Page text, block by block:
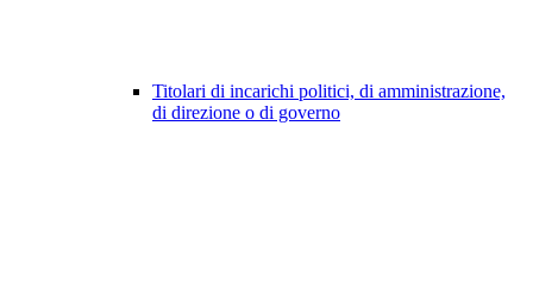
Titolari di incarichi politici, di amministrazione,
di direzione o di governo